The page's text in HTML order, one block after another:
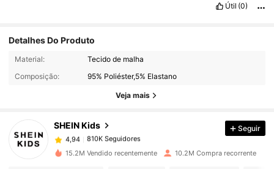
Útil (0)
Detalhes Do Produto
Material:
Tecido de malha
Composição:
95% Poliéster,5% Elastano
Veja mais
SHEIN Kids
810K Seguidores
4,94
810K Seguidores
l***q pago 1 dia atrás
Seguir
15.2M Vendido recentemente 10.2M Compra recorrente